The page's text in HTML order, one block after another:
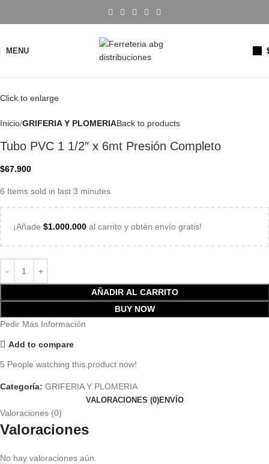
MENU
Click to enlarge
Inicio GRIFERIA Y PLOMERIABack to products
Tubo PVC 1 1/2″ x 6mt Presión Completo
$67.900
6 Items sold in last 3 minutes
¡Añade $1.000.000 al carrito y obtén envío gratis!
AÑADIR AL CARRITO
BUY NOW
Pedir Más Información
Add to compare
5 People watching this product now!
Categoría: GRIFERIA Y PLOMERIA
VALORACIONES (0)ENVÍO
Valoraciones (0)
Valoraciones
No hay valoraciones aún.